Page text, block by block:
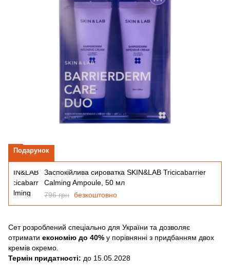
Подарунок
Заспокійлива сироватка SKIN&LAB Tricicabarrier
Calming Ampoule, 50 мл
796 грн безкоштовно
Сет розроблений спеціально для України та дозволяє
отримати економію до 40% у порівнянні з придбанням двох
кремів окремо.
Термін придатності: до 15.05.2028